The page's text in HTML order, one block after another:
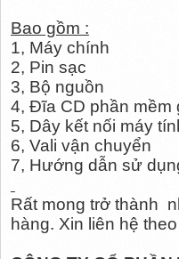
Bao gồm :
1, Máy chính
2, Pin sạc
3, Bộ nguồn
4, Đĩa CD phần mềm
5, Dây kết nối máy
6, Vali vận chuyển
7, Hướng dẫn sử
Rất mong trở thành
hàng. Xin liên hệ